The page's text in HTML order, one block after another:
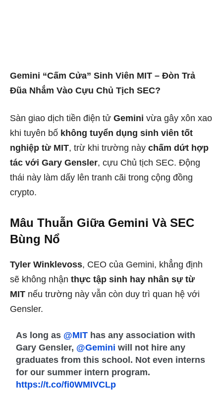
Gemini “Cấm Cửa” Sinh Viên MIT – Đòn Trả
Đũa Nhắm Vào Cựu Chủ Tịch SEC?
Sàn giao dịch tiền điện tử Gemini vừa gây xôn xao
khi tuyên bố không tuyển dụng sinh viên tốt
nghiệp từ MIT, trừ khi trường này chấm dứt hợp
tác với Gary Gensler, cựu Chủ tịch SEC. Động
thái này làm dấy lên tranh cãi trong cộng đồng
crypto.
Mâu Thuẫn Giữa Gemini Và SEC
Bùng Nổ
Tyler Winklevoss, CEO của Gemini, khẳng định
sẽ không nhận thực tập sinh hay nhân sự từ
MIT nếu trường này vẫn còn duy trì quan hệ với
Gensler.
As long as @MIT has any association with
Gary Gensler, @Gemini will not hire any
graduates from this school. Not even interns
for our summer intern program.
https://t.co/fi0WMIVCLp